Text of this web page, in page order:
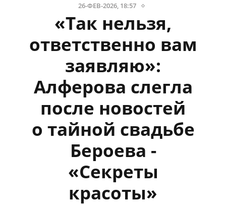
26-ФЕВ-2026, 18:57
«Так нельзя,
ответственно вам
заявляю»:
Алферова слегла
после новостей
о тайной свадьбе
Бероева -
«Секреты
красоты»